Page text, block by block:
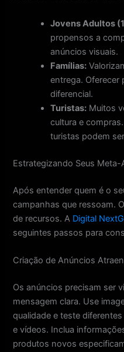
Jovens Adultos
propensos a
anúncios visuais.
Famílias:
entrega. Oferecer
diferencial.
Turistas: Muitos
cultura e
turistas podem
Estrategizando Seus Meta-
Após entender quem é o
campanhas que ressoam.
de recursos. A Digital
seguintes passos para
Criação de Anúncios
Os anúncios precisam ser
mensagem clara. Use
qualidade e teste
e vídeos. Inclua
produtos novos